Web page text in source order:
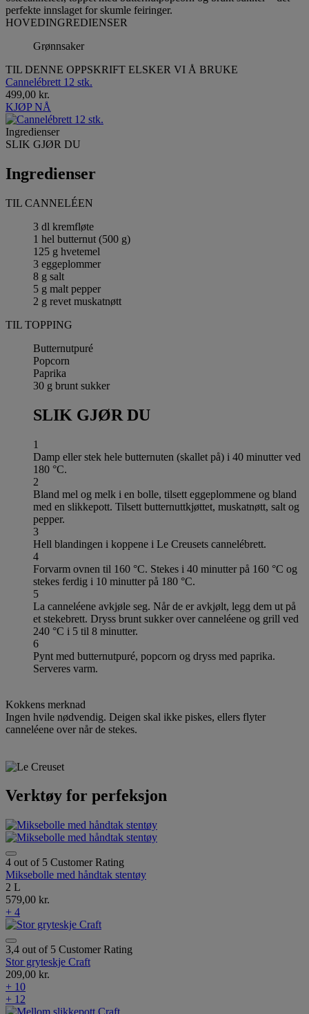
perfekte innslaget for skumle feiringer.
HOVEDINGREDIENSER
Grønnsaker
TIL DENNE OPPSKRIFT ELSKER VI Å BRUKE
Cannelébrett 12 stk.
499,00 kr.
KJØP NÅ
Ingredienser
SLIK GJØR DU
Ingredienser
TIL CANNELÉEN
3 dl kremfløte
1 hel butternut (500 g)
125 g hvetemel
3 eggeplommer
8 g salt
5 g malt pepper
2 g revet muskatnøtt
TIL TOPPING
Butternutpuré
Popcorn
Paprika
30 g brunt sukker
SLIK GJØR DU
1
Damp eller stek hele butternuten (skallet på) i 40 minutter ved
180 °C.
2
Bland mel og melk i en bolle, tilsett eggeplommene og bland
med en slikkepott. Tilsett butternuttkjøttet, muskatnøtt, salt og
pepper.
3
Hell blandingen i koppene i Le Creusets cannelébrett.
4
Forvarm ovnen til 160 °C. Stekes i 40 minutter på 160 °C og
stekes ferdig i 10 minutter på 180 °C.
5
La canneléene avkjøle seg. Når de er avkjølt, legg dem ut på
et stekebrett. Dryss brunt sukker over canneléene og grill ved
240 °C i 5 til 8 minutter.
6
Pynt med butternutpuré, popcorn og dryss med paprika.
Serveres varm.
Kokkens merknad
Ingen hvile nødvendig. Deigen skal ikke piskes, ellers flyter
canneléene over når de stekes.
Verktøy for perfeksjon
4 out of 5 Customer Rating
Miksebolle med håndtak stentøy
2 L
579,00 kr.
+ 4
3,4 out of 5 Customer Rating
Stor gryteskje Craft
209,00 kr.
+ 10
+ 12